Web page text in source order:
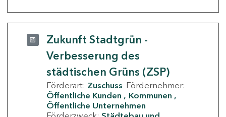
Zukunft Stadtgrün -
Verbesserung des
städtischen Grüns (ZSP)
Förderart: Zuschuss Fördernehmer:
Öffentliche Kunden
Kommunen
Öffentliche Unternehmen